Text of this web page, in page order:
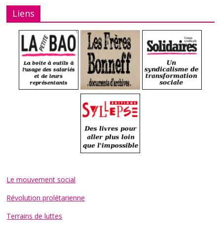
Liens
Le mouvement social
Révolution prolétarienne
Terrains de luttes